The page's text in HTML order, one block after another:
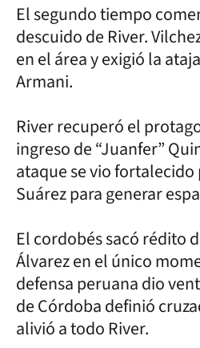
El segundo tiempo
descuido de River.
en el área y exigió la
Armani.
River recuperó el
ingreso de “Juanfer”
ataque se vio
Suárez para generar
El cordobés sacó rédito
Álvarez en el único
defensa peruana dio
de Córdoba definió
alivió a todo River.